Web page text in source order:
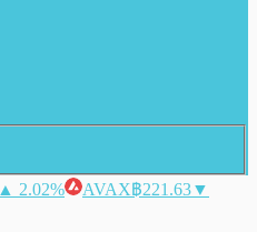
▲ 2.02% AVAX฿221.63▼